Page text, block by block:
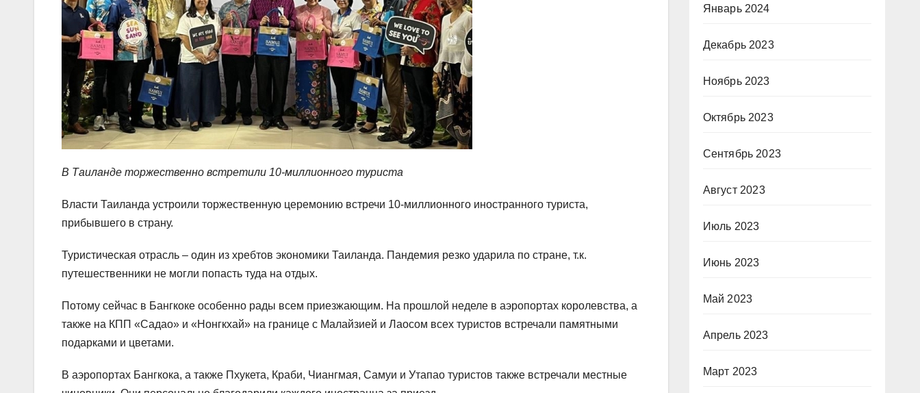
В Таиланде торжественно встретили 10-миллионного туриста
Власти Таиланда устроили торжественную церемонию встречи 10-миллионного иностранного туриста,
прибывшего в страну.
Туристическая отрасль – один из хребтов экономики Таиланда. Пандемия резко ударила по стране, т.к.
путешественники не могли попасть туда на отдых.
Потому сейчас в Бангкоке особенно рады всем приезжающим. На прошлой неделе в аэропортах королевства, а
также на КПП «Садао» и «Нонгкхай» на границе с Малайзией и Лаосом всех туристов встречали памятными
подарками и цветами.
В аэропортах Бангкока, а также Пхукета, Краби, Чиангмая, Самуи и Утапао туристов также встречали местные
Январь 2024
Декабрь 2023
Ноябрь 2023
Октябрь 2023
Сентябрь 2023
Август 2023
Июль 2023
Июнь 2023
Май 2023
Апрель 2023
Март 2023